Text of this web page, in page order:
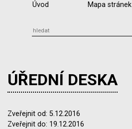
Úvod Mapa stránek
ÚŘEDNÍ DESKA
Zveřejnit od: 5.12.2016
Zveřejnit do: 19.12.2016